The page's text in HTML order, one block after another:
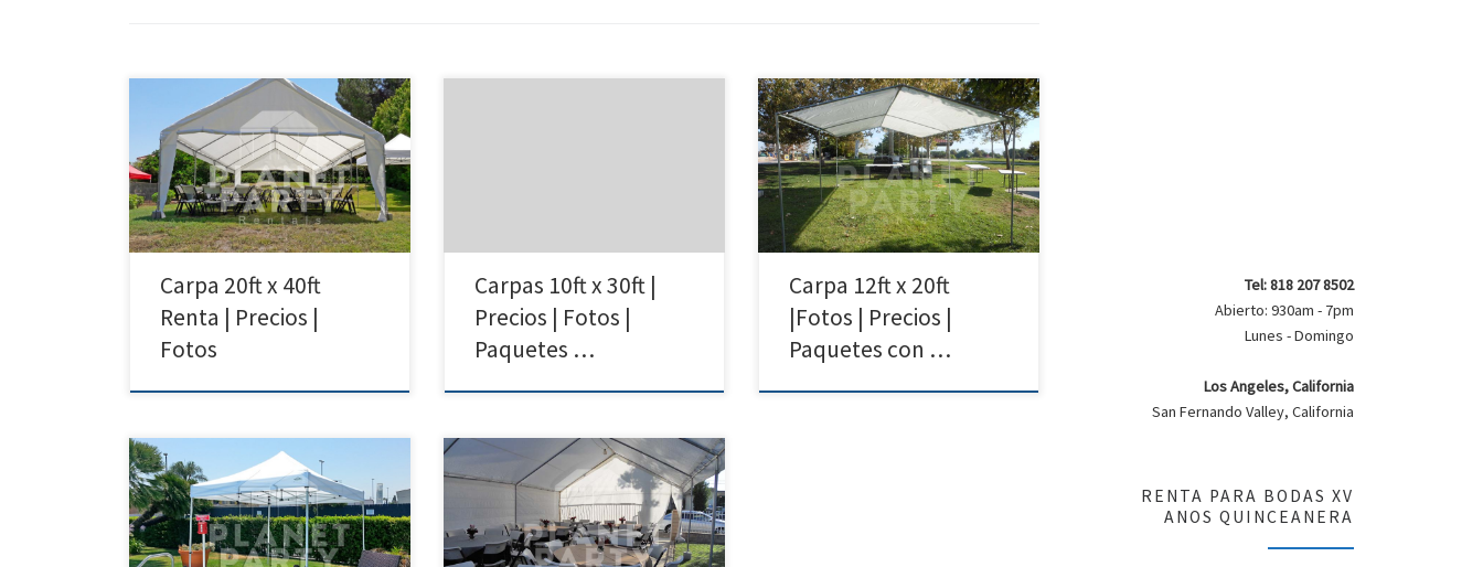
20ft x 40ft Carpa | Precios | Fotos –
Carpas para Renta 818 207 8502 20ft
x 40ft Carpa Precio de Renta 20ft x
40ft Carpa $400.00 Carpas para
fiestas|Van
Nuys|Arleta|SunValley|Pacoima|NorthH
ollywood|SanFernando|Sylmar
Carpa 20ft x 40ft
Renta | Precios |
Fotos
California
Carpas 10ft x 30ft |
Precios | Fotos |
Paquetes …
12ft x 20ft Carpa | Precios | Fotos –
Carpas para Renta Tel: 818 207 8502
12ft x 20ft Carpa Precio de Renta 12ft
x 20ft Carpa $75.00 Carpa para Bodas
Fiestas Cumpleanos Bautismo| San
Fernando Valley | Simi Valley| Santa
Clarita| Van Nuys
Carpa 12ft x 20ft
|Fotos | Precios |
Paquetes con …
10ft x 10ft Carpa | Precios | Fotos –
Carpas para Renta Tel: 818 207 8502
10ft x 10ft Carpa Precio de Renta 10ft
x 10ft Carpa $50.00 Carpas para
PlanetPartyRentals.com | Tel: 818 207
8502 Por favor, llámenos para
obtener un presupuesto o si tiene
alguna pregunta sobre nuestro
Tel: 818 207 8502
Abierto: 930am - 7pm
Lunes - Domingo
Los Angeles, California
San Fernando Valley, California
RENTA PARA BODAS XV
ANOS QUINCEANERA